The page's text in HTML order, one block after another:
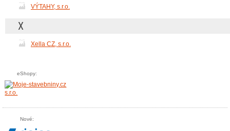
VÝTAHY, s.r.o.
X
Xella CZ, s.r.o.
eShopy:
Nové: